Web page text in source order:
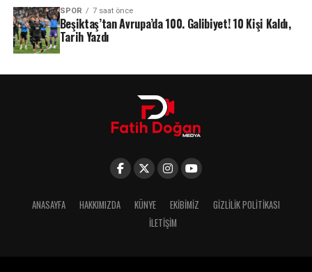
SPOR 7 saat önce
Beşiktaş’tan Avrupa’da 100. Galibiyet! 10 Kişi Kaldı,
Tarih Yazdı
ANASAYFA HAKKIMIZDA KÜNYE EKIBIMIZ
GIZLILIK POLITIKASI
İLETIŞIM